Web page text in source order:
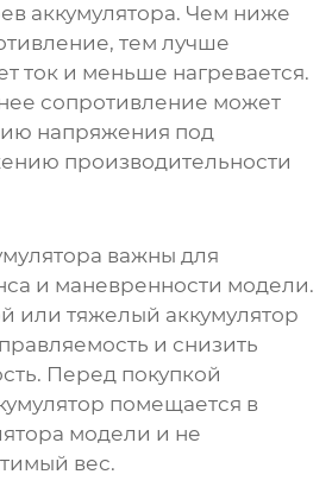
аккумулятора. Чем ниже
тем лучше
ток и меньше нагревается.
сопротивление может
напряжения под
производительности
важны для
и маневренности модели.
или тяжелый аккумулятор
и снизить
Перед покупкой
помещается в
модели и не
вес.